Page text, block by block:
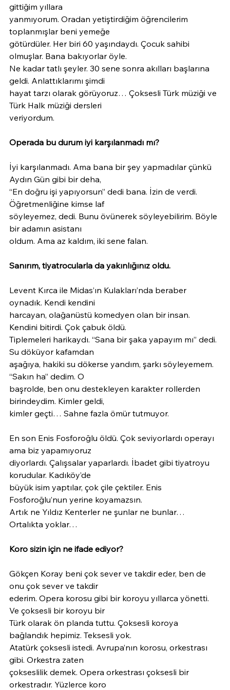
gittiğim yıllara
yanmıyorum. Oradan yetiştirdiğim öğrencilerim
toplanmışlar beni yemeğe
götürdüler. Her biri 60 yaşındaydı. Çocuk sahibi
olmuşlar. Bana bakıyorlar öyle.
Ne kadar tatlı şeyler. 30 sene sonra akılları başlarına
geldi. Anlattıklarımı şimdi
hayat tarzı olarak görüyoruz… Çoksesli Türk müziği ve
Türk Halk müziği dersleri
veriyordum.
Operada bu durum iyi karşılanmadı mı?
İyi karşılanmadı. Ama bana bir şey yapmadılar çünkü
Aydın Gün gibi bir deha,
“En doğru işi yapıyorsun” dedi bana. İzin de verdi.
Öğretmenliğine kimse laf
söyleyemez, dedi. Bunu övünerek söyleyebilirim. Böyle
bir adamın asistanı
oldum. Ama az kaldım, iki sene falan.
Sanırım, tiyatrocularla da yakınlığınız oldu.
Levent Kırca ile Midas’ın Kulakları’nda beraber
oynadık. Kendi kendini
harcayan, olağanüstü komedyen olan bir insan.
Kendini bitirdi. Çok çabuk öldü.
Tiplemeleri harikaydı. “Sana bir şaka yapayım mı” dedi.
Su döküyor kafamdan
aşağıya, hakiki su dökerse yandım, şarkı söyleyemem.
“Sakın ha” dedim. O
başrolde, ben onu destekleyen karakter rollerden
birindeydim. Kimler geldi,
kimler geçti… Sahne fazla ömür tutmuyor.
En son Enis Fosforoğlu öldü. Çok seviyorlardı operayı
ama biz yapamıyoruz
diyorlardı. Çalışsalar yaparlardı. İbadet gibi tiyatroyu
korudular. Kadıköy’de
büyük isim yaptılar, çok çile çektiler. Enis
Fosforoğlu’nun yerine koyamazsın.
Artık ne Yıldız Kenterler ne şunlar ne bunlar…
Ortalıkta yoklar…
Koro sizin için ne ifade ediyor?
Gökçen Koray beni çok sever ve takdir eder, ben de
onu çok sever ve takdir
ederim. Opera korosu gibi bir koroyu yıllarca yönetti.
Ve çoksesli bir koroyu bir
Türk olarak ön planda tuttu. Çoksesli koroya
bağlandık hepimiz. Teksesli yok.
Atatürk çoksesli istedi. Avrupa’nın korosu, orkestrası
gibi. Orkestra zaten
çokseslilik demek. Opera orkestrası çoksesli bir
orkestradır. Yüzlerce koro